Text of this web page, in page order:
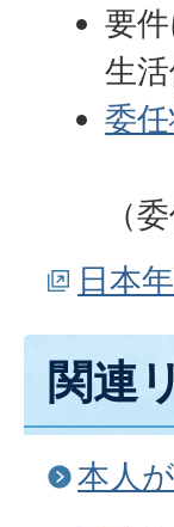
要
生活
委
（
日本
関連
本人